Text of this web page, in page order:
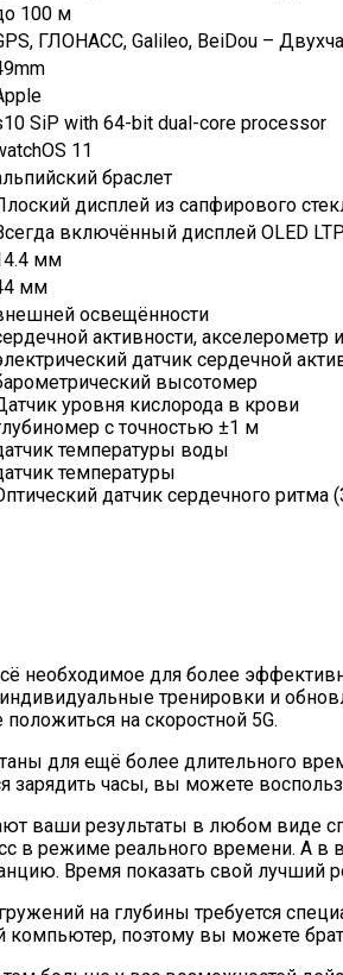
100 м
ГЛОНАСС, Galileo, BeiDou –
SiP with 64-bit dual-core processor
11
браслет
дисплей из сапфирового
включённый дисплей OLED
мм
мм
освещённости
активности, акселерометр
датчик сердечной
высотомер
уровня кислорода в крови
с точностью ±1 м
температуры воды
температуры
датчик сердечного ритма
необходимое для более
тренировки и
на скоростной 5G.
для ещё более длительного
часы, вы можете
ваши результаты в любом виде
в режиме реального времени. А в
Время показать свой лучший
на глубины требуется
поэтому вы можете